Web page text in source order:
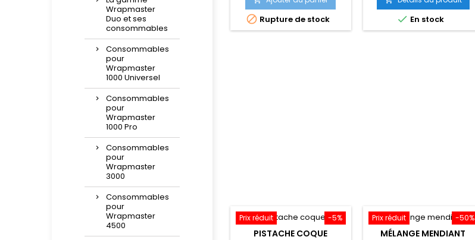
Wrapmaster
Duo et ses
consommables
Consommables
pour
Wrapmaster
1000 Universel
Consommables
pour
Wrapmaster
1000 Pro
Consommables
pour
Wrapmaster
3000
Consommables
pour
Wrapmaster
4500
 Rupture de stock
base
 En stock
-5%
Prix réduit
PISTACHE COQUE
-50%
Prix réduit
MÉLANGE MENDIANT